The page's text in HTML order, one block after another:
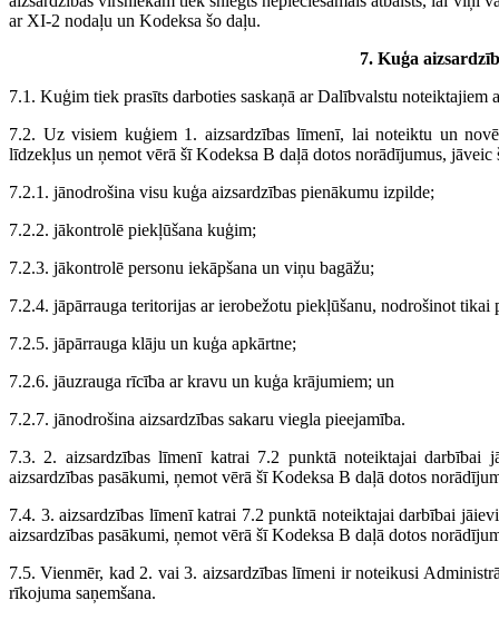
ar XI-2 nodaļu un Kodeksa šo daļu.
7. Kuģa
7.1. Kuģim tiek prasīts darboties saskaņā ar Dalībvalstu noteiktajiem
7.2. Uz visiem kuģiem 1. aizsardzības līmenī, lai noteiktu un
līdzekļus un ņemot vērā šī Kodeksa B daļā dotos norādījumus, jāveic
7.2.1. jānodrošina visu kuģa aizsardzības pienākumu izpilde;
7.2.2. jākontrolē piekļūšana kuģim;
7.2.3. jākontrolē personu iekāpšana un viņu bagāžu;
7.2.4. jāpārrauga teritorijas ar ierobežotu piekļūšanu, nodrošinot
7.2.5. jāpārrauga klāju un kuģa apkārtne;
7.2.6. jāuzrauga rīcība ar kravu un kuģa krājumiem; un
7.2.7. jānodrošina aizsardzības sakaru viegla pieejamība.
7.3. 2. aizsardzības līmenī katrai 7.2 punktā noteiktajai darbībai
aizsardzības pasākumi, ņemot vērā šī Kodeksa B daļā dotos
7.4. 3. aizsardzības līmenī katrai 7.2 punktā noteiktajai darbībai
aizsardzības pasākumi, ņemot vērā šī Kodeksa B daļā dotos
7.5. Vienmēr, kad 2. vai 3. aizsardzības līmeni ir noteikusi
rīkojuma saņemšana.